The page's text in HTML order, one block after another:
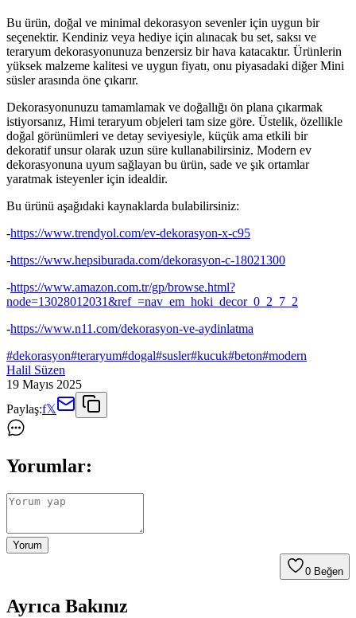
Bu ürün, doğal ve minimal dekorasyon sevenler için uygun bir
seçenektir. Kendiniz veya hediye için alınacak bu set, saksı ve
teraryum dekorasyonunuza benzersiz bir hava katacaktır. Ürünlerin
yüksek malzeme kalitesi ve uygun fiyatı, onu piyasadaki diğer Mini
süsler arasında öne çıkarır.
Dekorasyonunuzu tamamlamak ve doğallığı ön plana çıkarmak
istiyorsanız, Himi teraryum objeleri tam size göre. Üstelik, özellikle
doğal görünümleri ve detay seviyesiyle, küçük ama etkili bir
dekoratif unsur olarak uzun süre kullanabilirsiniz. Modern ev
dekorasyonuna uyum sağlayan bu ürün, sade ve şık ortamlar
yaratmak isteyenler için idealdir.
Bu ürünü aşağıdaki kaynaklarda bulabilirsiniz:
-https://www.trendyol.com/ev-dekorasyon-x-c95
-https://www.hepsiburada.com/dekorasyon-c-18021300
-https://www.amazon.com.tr/gp/browse.html?
node=13028012031&ref_=nav_em_hoki_decor_0_2_7_2
-https://www.n11.com/dekorasyon-ve-aydinlatma
#dekorasyon#teraryum#dogal#susler#kucuk#beton#modern
Halil Süzen
19 Mayıs 2025
Paylaş:f𝕏
Yorumlar:
Yorum
0 Beğen
Ayrıca Bakınız